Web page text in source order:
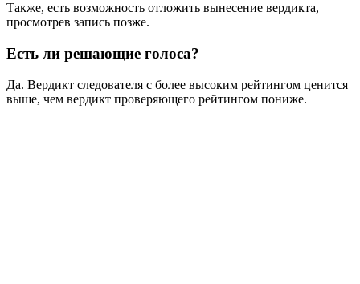
Также, есть возможность отложить вынесение вердикта,
просмотрев запись позже.
Есть ли решающие голоса?
Да. Вердикт следователя с более высоким рейтингом ценится
выше, чем вердикт проверяющего рейтингом пониже.